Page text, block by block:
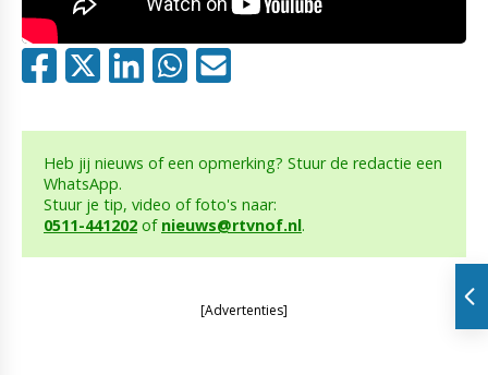
Heb jij nieuws of een opmerking? Stuur de redactie een
WhatsApp.
Stuur je tip, video of foto's naar:
0511-441202 of nieuws@rtvnof.nl.
[Advertenties]